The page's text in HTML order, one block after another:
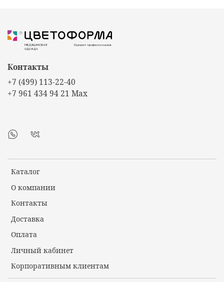
Каталог
О компании
Контакты
Доставка
Оплата
Личный кабинет
Корпоративным клиентам
Контакты
+7 (499) 113-22-40
+7 961 434 94 21 Max